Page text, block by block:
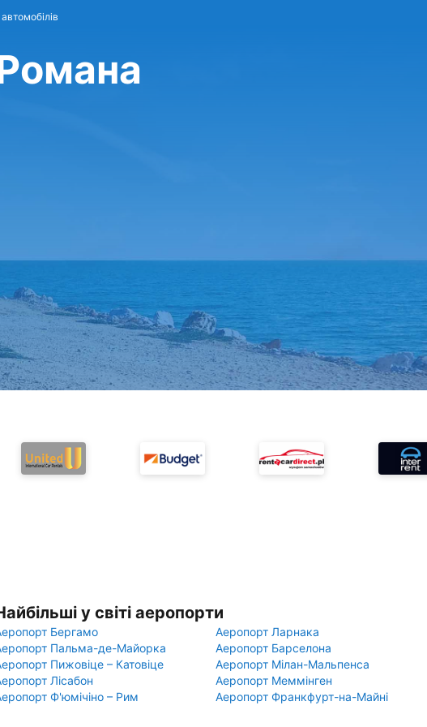
у світі аеропорти
Бергамо
Аеропорт Ларнака
Пальма-де-Майорка
Аеропорт Барселона
Пижовіце – Катовіце
Аеропорт Мілан-Мальпенса
Лісабон
Аеропорт Меммінген
Ф'юмічіно – Рим
Аеропорт Франкфурт-на-Майні